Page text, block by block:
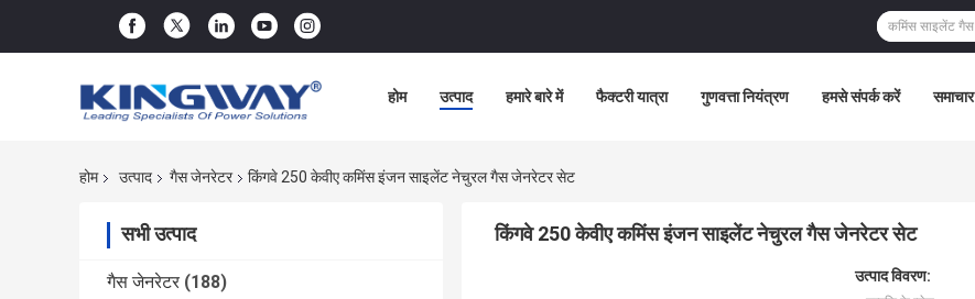
होम उत्पाद हमारे बारे में फैक्टरी यात्रा गुणवत्ता नियंत्रण हमसे संपर्क करें समाचार
होम उत्पाद गैस जेनरेटर किंगवे 250 केवीए कमिंस इंजन साइलेंट नेचुरल गैस जेनरेटर सेट
सभी उत्पाद
गैस जेनरेटर (188)
किंगवे 250 केवीए कमिंस इंजन साइलेंट नेचुरल गैस जेनरेटर सेट
उत्पाद विवरण: